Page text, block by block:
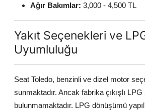
Ağır Bakımlar: 3,000 - 4,500 TL
Yakıt Seçenekleri ve
Uyumluluğu
Seat Toledo, benzinli ve dizel motor
sunmaktadır. Ancak fabrika çıkışlı
bulunmamaktadır. LPG dönüşümü